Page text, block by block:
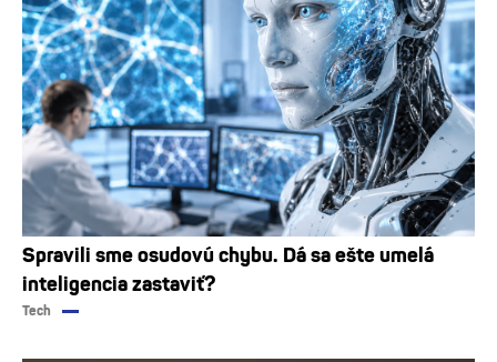
Spravili sme osudovú chybu. Dá sa ešte umelá
inteligencia zastaviť?
Tech